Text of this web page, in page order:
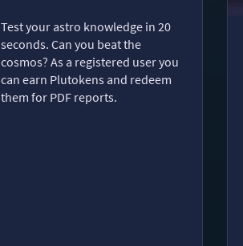
Test your astro knowledge in 20
seconds. Can you beat the
cosmos? As a registered user you
can earn Plutokens and redeem
them for PDF reports.